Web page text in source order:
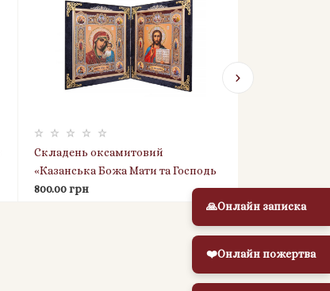
Складень оксамитовий
«Казанська Божа Мати та Господь
Вседержитель» (18х20 см), із
800.00 грн
300.00 грн
🙏Онлайн записка
❤️Онлайн пожертва